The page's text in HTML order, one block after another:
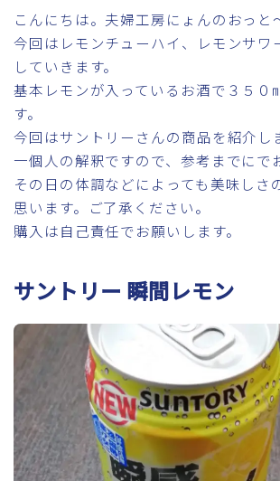
こんにちは。夫婦工房にょんのおっと
今回はレモンチューハイ、レモンサワ
していきます。
基本レモンが入っているお酒で３５０
す。
今回はサントリーさんの商品を紹介し
一個人の解釈ですので、参考までにで
その日の体調などによっても美味しさ
思います。ご了承ください。
購入は自己責任でお願いします。
サントリー 瞬間レモン